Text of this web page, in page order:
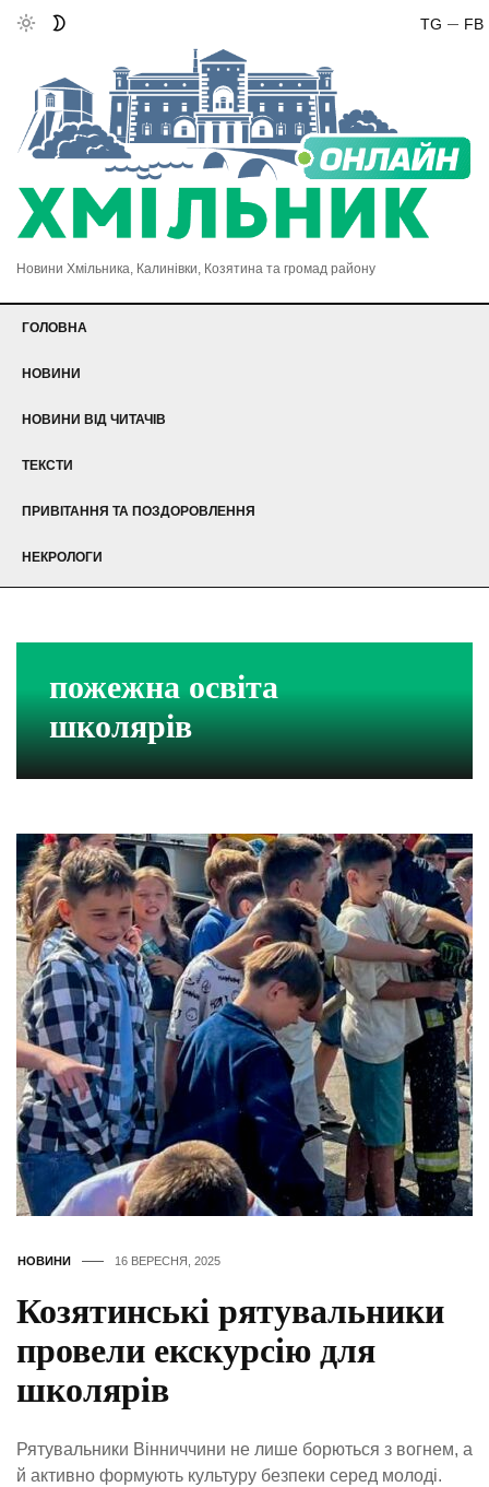
FB
TG
Новини Хмільника, Калинівки, Козятина та громад району
ГОЛОВНА
НОВИНИ
НОВИНИ ВІД ЧИТАЧІВ
ТЕКСТИ
ПРИВІТАННЯ ТА ПОЗДОРОВЛЕННЯ
НЕКРОЛОГИ
пожежна освіта
школярів
НОВИНИ 16 ВЕРЕСНЯ, 2025
Козятинські рятувальники
провели екскурсію для
школярів
Рятувальники Вінниччини не лише борються з вогнем, а
й активно формують культуру безпеки серед молоді.